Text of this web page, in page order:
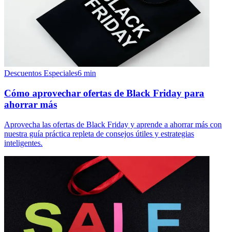
Descuentos Especiales6 min
Cómo aprovechar ofertas de Black Friday para
ahorrar más
Aprovecha las ofertas de Black Friday y aprende a ahorrar más con
nuestra guía práctica repleta de consejos útiles y estrategias
inteligentes.